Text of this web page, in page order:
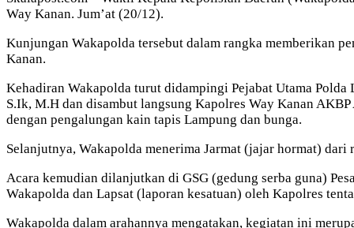
Way Kanan. Jum’at (20/12).
Kunjungan Wakapolda tersebut dalam rangka memberikan
Kanan.
Kehadiran Wakapolda turut didampingi Pejabat Utama Polda
S.Ik, M.H dan disambut langsung Kapolres Way Kanan
dengan pengalungan kain tapis Lampung dan bunga.
Selanjutnya, Wakapolda menerima Jarmat (jajar hormat)
Acara kemudian dilanjutkan di GSG (gedung serba guna)
Wakapolda dan Lapsat (laporan kesatuan) oleh Kapolres
Wakapolda dalam arahannya mengatakan, kegiatan ini